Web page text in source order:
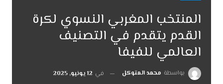
المنتخب المغربي النسوي لكرة
القدم يتقدم في التصنيف
العالمي للفيفا
بواسطة محمد المتوكل في 12 يونيو, 2025